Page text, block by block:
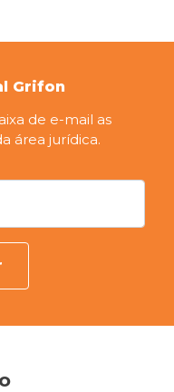
Grifon
de e-mail as
área jurídica.